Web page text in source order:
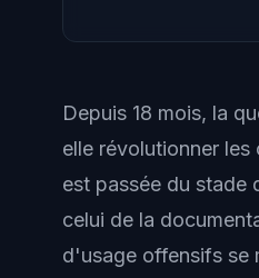
Depuis 18 mois, la
elle révolutionner
est passée du stade
celui de la
d'usage offensifs se